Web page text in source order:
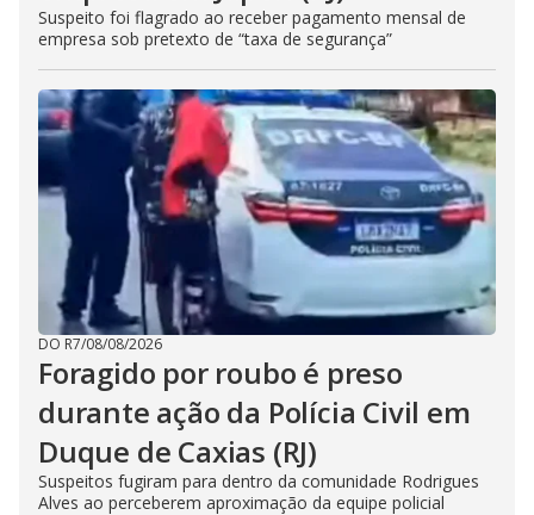
Suspeito foi flagrado ao receber pagamento mensal de
empresa sob pretexto de “taxa de segurança”
DO R7/08/08/2026
Foragido por roubo é preso
durante ação da Polícia Civil em
Duque de Caxias (RJ)
Suspeitos fugiram para dentro da comunidade Rodrigues
Alves ao perceberem aproximação da equipe policial